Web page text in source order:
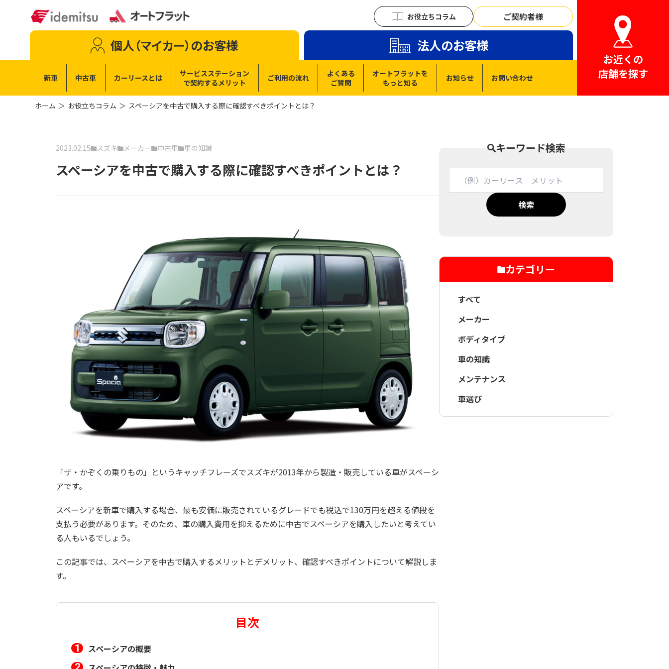
お役立ちコラム ご契約者様
個人（マイカー） のお客様 法人のお客様
新車 中古車 カーリースとは
サービスステーション
で契約するメリット ご利用の流れ
よくある
ご質問
オートフラットを
もっと知る
お知らせ お問い合わせ
お近くの
店舗を探す
ホーム お役立ちコラム スペーシアを中古で購入する際に確認すべきポイントとは？
2023.02.15 スズキ メーカー 中古車 車の知識
スペーシアを中古で購入する際に確認すべきポイントとは？
「ザ・かぞくの乗りもの」というキャッチフレーズでスズキが2013年から製造・販売している車がスペーシ
アです。
スペーシアを新車で購入する場合、最も安価に販売されているグレードでも税込で130万円を超える値段を
支払う必要があります。そのため、車の購入費用を抑えるために中古でスペーシアを購入したいと考えてい
る人もいるでしょう。
この記事では、スペーシアを中古で購入するメリットとデメリット、確認すべきポイントについて解説しま
す。
目次
スペーシアの概要
キーワード検索
検索
カテゴリー
すべて
メーカー
ボディタイプ
車の知識
メンテナンス
車選び